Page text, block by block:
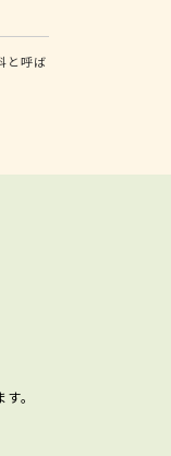
と呼ば
。